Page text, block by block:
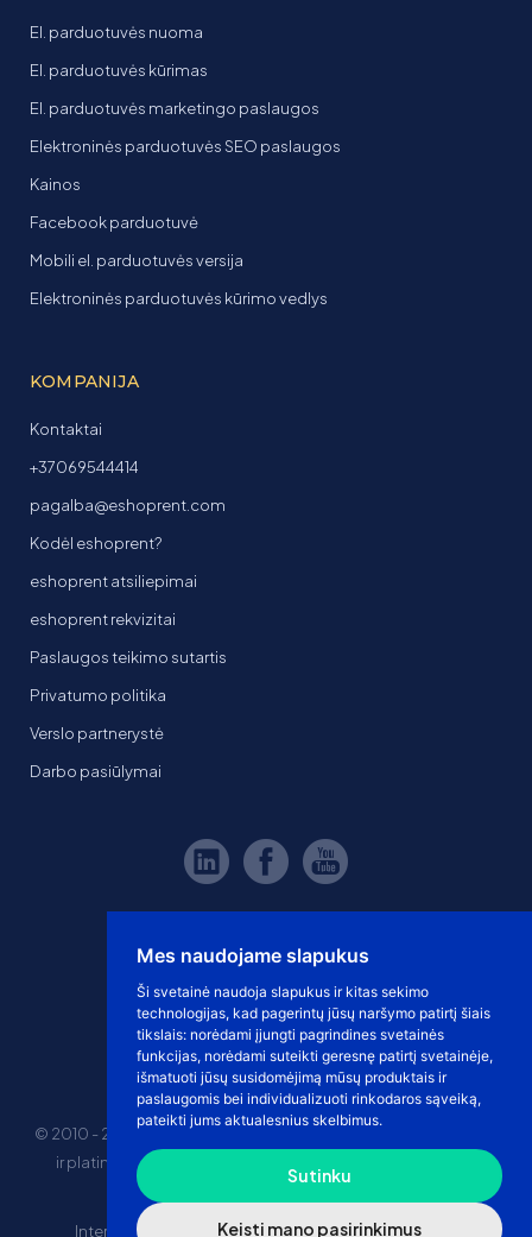
Mes naudojame slapukus
Ši svetainė naudoja slapukus ir kitas sekimo
technologijas, kad pagerintų jūsų naršymo patirtį šiais
tikslais: norėdami įjungti pagrindines svetainės
funkcijas, norėdami suteikti geresnę patirtį svetainėje,
išmatuoti jūsų susidomėjimą mūsų produktais ir
paslaugomis bei individualizuoti rinkodaros sąveiką,
pateikti jums aktualesnius skelbimus.
Sutinku
Keisti mano pasirinkimus
El. parduotuvės nuoma
El. parduotuvės kūrimas
El. parduotuvės marketingo paslaugos
Elektroninės parduotuvės SEO paslaugos
Kainos
Facebook parduotuvė
Mobili el. parduotuvės versija
Elektroninės parduotuvės kūrimo vedlys
KOMPANIJA
Kontaktai
+37069544414
pagalba@eshoprent.com
Kodėl eshoprent?
eshoprent atsiliepimai
eshoprent rekvizitai
Paslaugos teikimo sutartis
Privatumo politika
Verslo partnerystė
Darbo pasiūlymai
© 2010 - 2026 eshoprent prekinis ženklas saugomas. Kopijuoti
ir platinti svetainės turinį be sutikimo griežtai draudžiama.
Internetinė prekyba El. parduotuvės nuomos kaina